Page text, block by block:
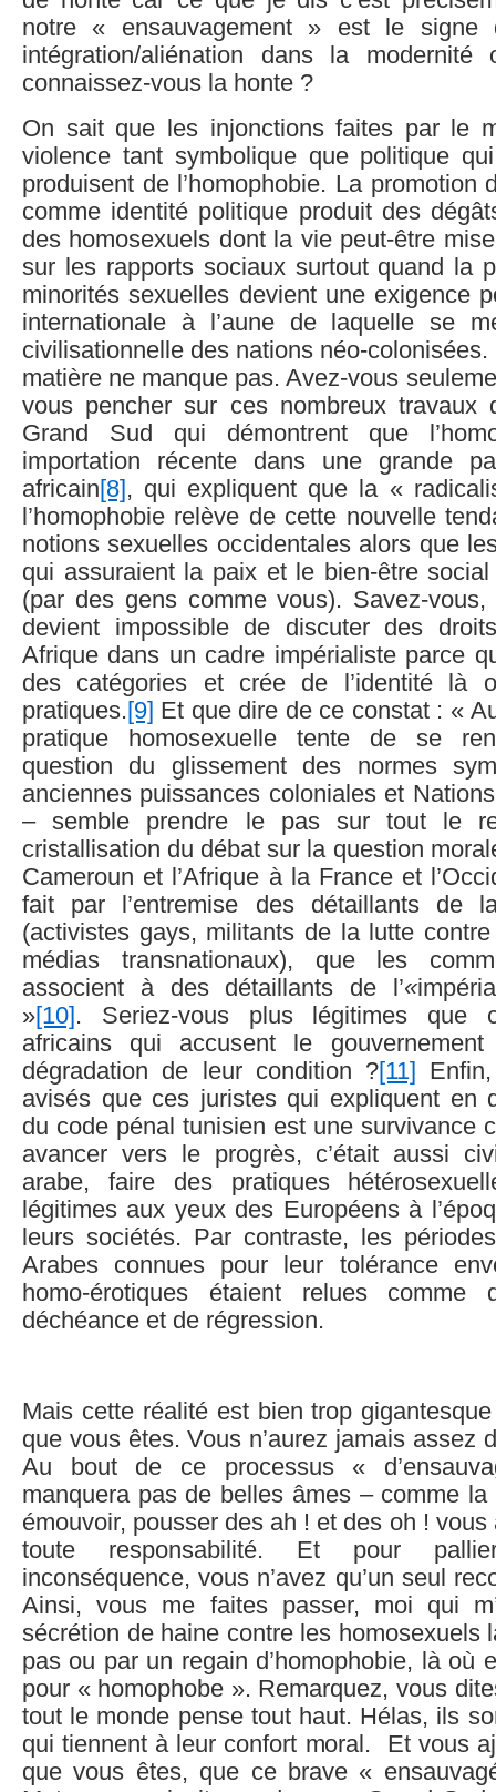
notre « ensauvagement » est le signe
intégration/aliénation dans la modernité
connaissez-vous la honte ?
On sait que les injonctions faites par le
violence tant symbolique que politique
produisent de l’homophobie. La promotion
comme identité politique produit des
des homosexuels dont la vie peut-être
sur les rapports sociaux surtout quand la
minorités sexuelles devient une exigence
internationale à l’aune de laquelle se
civilisationnelle des nations néo-
matière ne manque pas. Avez-vous
vous pencher sur ces nombreux travaux
Grand Sud qui démontrent que
importation récente dans une grande
africain[8] , qui expliquent que la «
l’homophobie relève de cette nouvelle
notions sexuelles occidentales alors que
qui assuraient la paix et le bien-être
(par des gens comme vous). Savez-vous,
devient impossible de discuter des
Afrique dans un cadre impérialiste parce
des catégories et crée de l’identité là
pratiques. [9] Et que dire de ce constat : «
pratique homosexuelle tente de se
question du glissement des normes
anciennes puissances coloniales et
– semble prendre le pas sur tout le
cristallisation du débat sur la question
Cameroun et l’Afrique à la France et
fait par l’entremise des détaillants de
(activistes gays, militants de la lutte
médias transnationaux), que les
associent à des détaillants de l’«
»[10] . Seriez-vous plus légitimes que
africains qui accusent le
dégradation de leur condition ?[11]
avisés que ces juristes qui expliquent en
du code pénal tunisien est une survivance
avancer vers le progrès, c’était aussi
arabe, faire des pratiques
légitimes aux yeux des Européens à
leurs sociétés. Par contraste, les
Arabes connues pour leur tolérance
homo-érotiques étaient relues comme
déchéance et de régression.
Mais cette réalité est bien trop
que vous êtes. Vous n’aurez jamais assez
Au bout de ce processus «
manquera pas de belles âmes – comme
émouvoir, pousser des ah ! et des oh !
toute responsabilité. Et pour
inconséquence, vous n’avez qu’un seul
Ainsi, vous me faites passer, moi qui
sécrétion de haine contre les homosexuels
pas ou par un regain d’homophobie, là où
pour « homophobe ». Remarquez, vous
tout le monde pense tout haut. Hélas, ils
qui tiennent à leur confort moral. Et vous
que vous êtes, que ce brave «